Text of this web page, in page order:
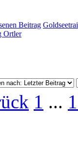
Ortler
1 ...